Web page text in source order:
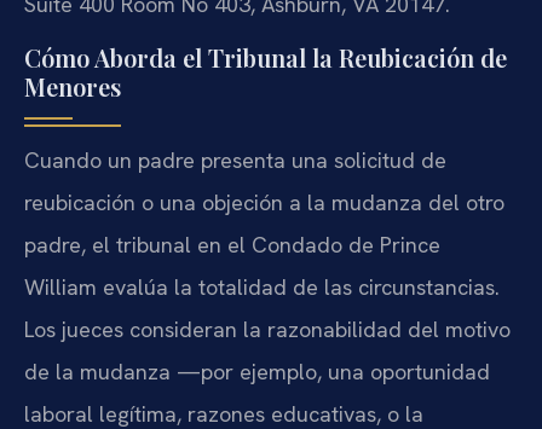
Cómo Aborda el Tribunal la Reubicación de
Menores
Cuando un padre presenta una solicitud de
reubicación o una objeción a la mudanza del otro
padre, el tribunal en el Condado de Prince
William evalúa la totalidad de las circunstancias.
Los jueces consideran la razonabilidad del motivo
de la mudanza —por ejemplo, una oportunidad
laboral legítima, razones educativas, o la